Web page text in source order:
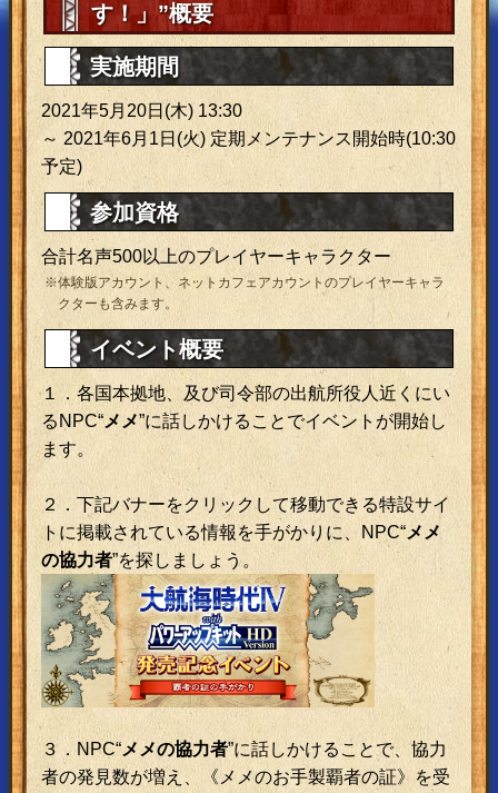
す！」”概要
実施期間
2021年5月20日(木) 13:30
～ 2021年6月1日(火) 定期メンテナンス開始時(10:30
予定)
参加資格
合計名声500以上のプレイヤーキャラクター
※体験版アカウント、ネットカフェアカウントのプレイヤーキャラ
クターも含みます。
イベント概要
１．各国本拠地、及び司令部の出航所役人近くにい
るNPC“メメ”に話しかけることでイベントが開始し
ます。
２．下記バナーをクリックして移動できる特設サイ
トに掲載されている情報を手がかりに、NPC“メメ
の協力者”を探しましょう。
３．NPC“メメの協力者”に話しかけることで、協力
者の発見数が増え、《メメのお手製覇者の証》を受